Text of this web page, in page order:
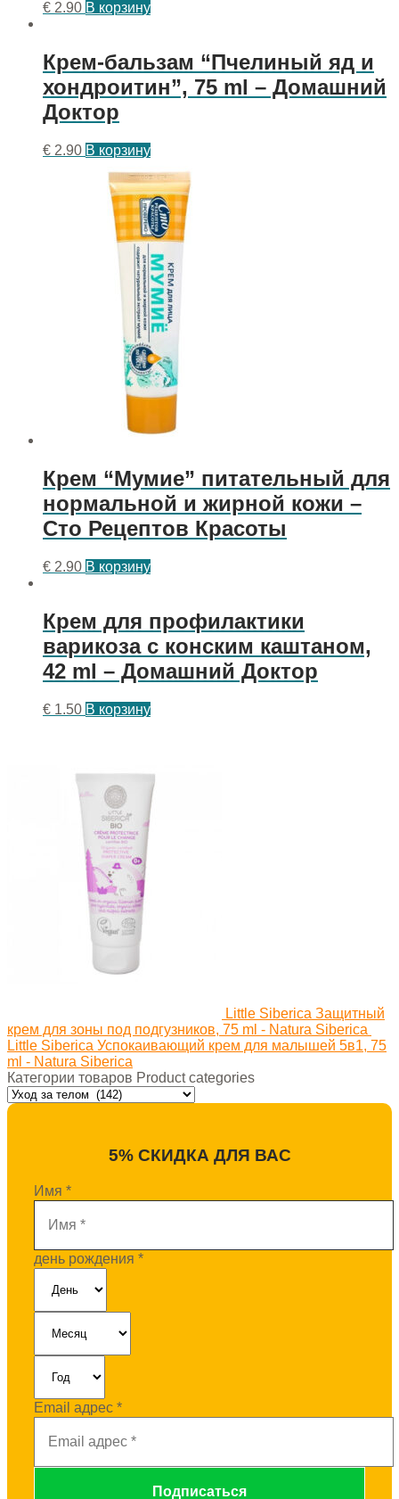
€ 2.90 В корзину
Крем-бальзам “Пчелиный яд и
хондроитин”, 75 ml – Домашний
Доктор
€ 2.90 В корзину
Крем “Мумие” питательный для
нормальной и жирной кожи –
Сто Рецептов Красоты
€ 2.90 В корзину
Крем для профилактики
варикоза с конским каштаном,
42 ml – Домашний Доктор
€ 1.50 В корзину
Little Siberica Защитный
крем для зоны под подгузников, 75 ml - Natura Siberica
Little Siberica Успокаивающий крем для малышей 5в1, 75
ml - Natura Siberica
Категории товаров Product categories
5% СКИДКА ДЛЯ ВАС
Имя *
день рождения *
Email адрес *